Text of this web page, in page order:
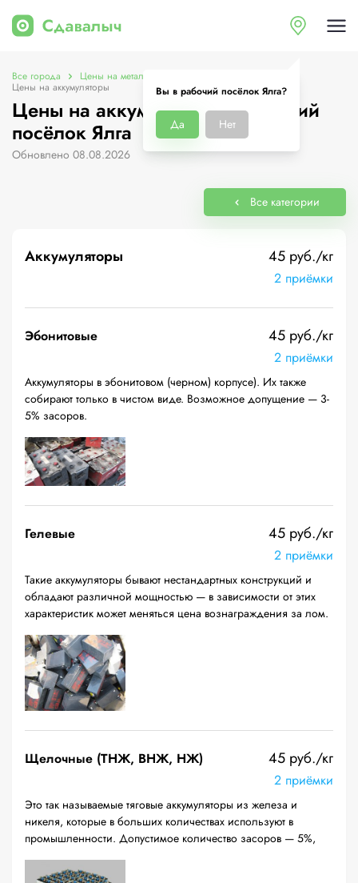
Вы в рабочий посёлок Ялга?
Да Нет
Все города Цены на металлолом в рабочий посёлок Ялга
Цены на аккумуляторы
Цены на аккумуляторы в рабочий
посёлок Ялга
Обновлено 08.08.2026
Все категории
Аккумуляторы 45 руб./кг
2 приёмки
Эбонитовые 45 руб./кг
2 приёмки
Аккумуляторы в эбонитовом (черном) корпусе). Их также
собирают только в чистом виде. Возможное допущение — 3-
5% засоров.
Гелевые 45 руб./кг
2 приёмки
Такие аккумуляторы бывают нестандартных конструкций и
обладают различной мощностью — в зависимости от этих
характеристик может меняться цена вознаграждения за лом.
Щелочные (ТНЖ, ВНЖ, НЖ) 45 руб./кг
2 приёмки
Это так называемые тяговые аккумуляторы из железа и
никеля, которые в больших количествах используют в
промышленности. Допустимое количество засоров — 5%,